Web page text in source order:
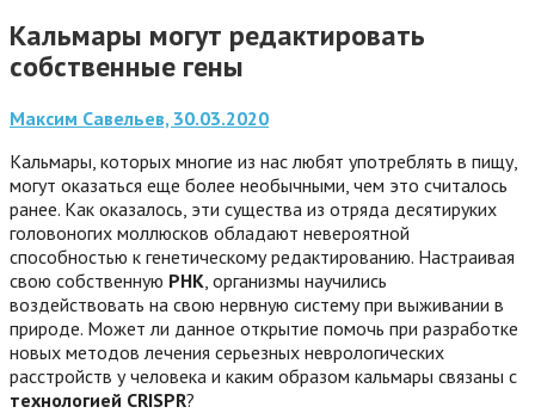
Кальмары могут редактировать
собственные гены
Максим Савельев, 30.03.2020
Кальмары, которых многие из нас любят употреблять в пищу,
могут оказаться еще более необычными, чем это считалось
ранее. Как оказалось, эти существа из отряда десятируких
головоногих моллюсков обладают невероятной
способностью к генетическому редактированию. Настраивая
свою собственную РНК , организмы научились
воздействовать на свою нервную систему при выживании в
природе. Может ли данное открытие помочь при разработке
новых методов лечения серьезных неврологических
расстройств у человека и каким образом кальмары связаны с
технологией CRISPR?